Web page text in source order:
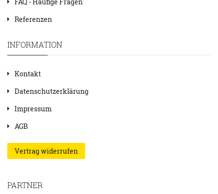
Referenzen
INFORMATION
Kontakt
Datenschutzerklärung
Impressum
AGB
Vertrag widerrufen
PARTNER